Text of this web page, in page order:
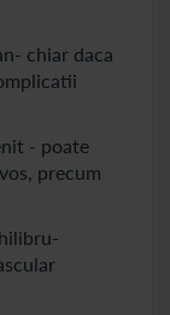
chiar daca
- poate
precum